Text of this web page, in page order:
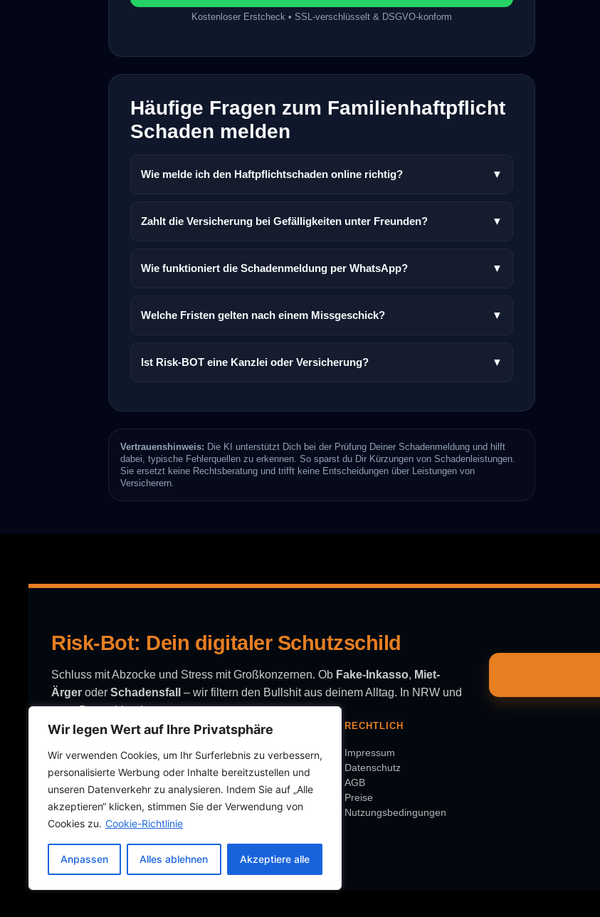
Wir legen Wert auf Ihre Privatsphäre
Wir verwenden Cookies, um Ihr Surferlebnis zu verbessern,
personalisierte Werbung oder Inhalte bereitzustellen und
unseren Datenverkehr zu analysieren. Indem Sie auf „Alle
akzeptieren“ klicken, stimmen Sie der Verwendung von
Cookies zu. Cookie-Richtlinie
Anpassen Alles ablehnen Akzeptiere alle
Kostenloser Erstcheck • SSL-verschlüsselt & DSGVO-konform
Häufige Fragen zum Familienhaftpflicht
Schaden melden
Wie melde ich den Haftpflichtschaden online richtig? ▼
Zahlt die Versicherung bei Gefälligkeiten unter Freunden? ▼
Wie funktioniert die Schadenmeldung per WhatsApp? ▼
Welche Fristen gelten nach einem Missgeschick? ▼
Ist Risk-BOT eine Kanzlei oder Versicherung? ▼
Vertrauenshinweis: Die KI unterstützt Dich bei der Prüfung Deiner Schadenmeldung und hilft
dabei, typische Fehlerquellen zu erkennen. So sparst du Dir Kürzungen von Schadenleistungen.
Sie ersetzt keine Rechtsberatung und trifft keine Entscheidungen über Leistungen von
Versicherern.
Risk-Bot: Dein digitaler Schutzschild
Schluss mit Abzocke und Stress mit Großkonzernen. Ob Fake-Inkasso, Miet-
Ärger oder Schadensfall
– wir filtern den Bullshit aus deinem Alltag. In NRW und
ganz Deutschland.
KONTAKT
Roland Richert
DEIN BACKUP
📞 +49 1577 1621006
📧 office@risk-bot.de
RECHTLICH
Impressum
Datenschutz
AGB
Preise
Nutzungsbedingungen